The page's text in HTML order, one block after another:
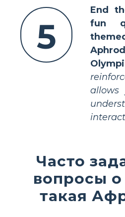
5
End
fun
allows
Часто
вопросы о
такая